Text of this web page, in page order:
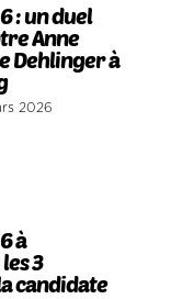
: un duel
Anne
Dehlinger à
2026
à
3
candidate